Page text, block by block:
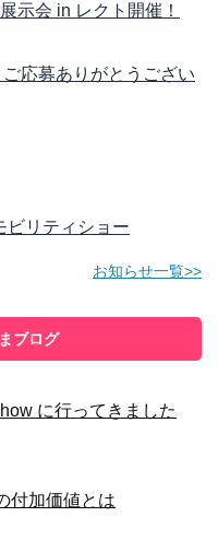
示会 in レクト開催！
応募ありがとうござい
リティショー
お知らせ一覧>>
ブログ
に行ってきました
付加価値とは